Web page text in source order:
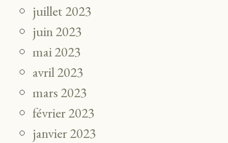
juillet 2023
juin 2023
mai 2023
avril 2023
mars 2023
février 2023
janvier 2023